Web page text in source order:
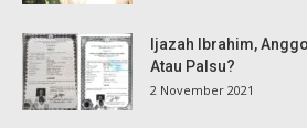
Ijazah Ibrahim,
Atau Palsu?
2 November 2021